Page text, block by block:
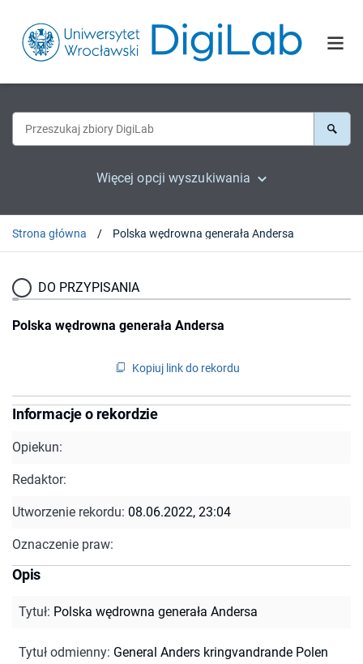
Więcej opcji wyszukiwania
Strona główna Polska wędrowna generała Andersa
DO PRZYPISANIA
Polska wędrowna generała Andersa
Kopiuj link do rekordu
Informacje o rekordzie
Opiekun:
Redaktor:
Utworzenie rekordu: 08.06.2022, 23:04
Oznaczenie praw:
Opis
Tytuł: Polska wędrowna generała Andersa
Tytuł odmienny: General Anders kringvandrande Polen